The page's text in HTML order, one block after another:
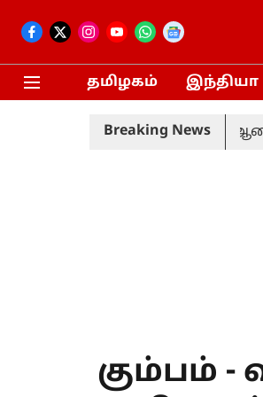
தமிழகம் இந்தியா
Breaking News
ம் தேதி நடைபெறும்: தேர்தல்
கும்பம் -